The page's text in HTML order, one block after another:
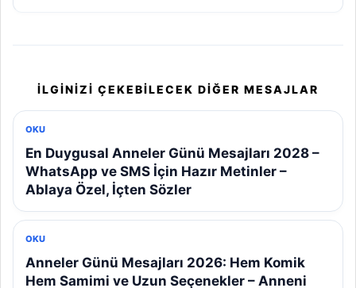
İLGINIZI ÇEKEBILECEK DIĞER MESAJLAR
OKU
En Duygusal Anneler Günü Mesajları 2028 –
WhatsApp ve SMS İçin Hazır Metinler –
Ablaya Özel, İçten Sözler
OKU
Anneler Günü Mesajları 2026: Hem Komik
Hem Samimi ve Uzun Seçenekler – Anneni